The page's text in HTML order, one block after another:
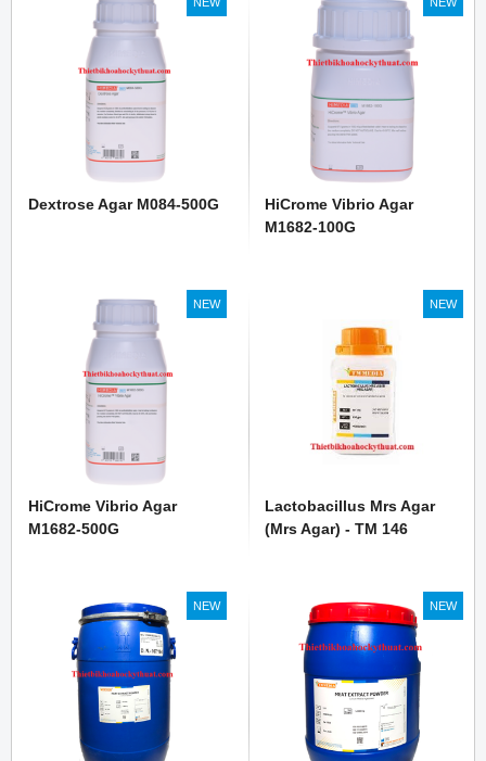
Dextrose Agar M084-500G
HiCrome Vibrio Agar
M1682-100G
NEW
HiCrome Vibrio Agar
M1682-500G
NEW
Lactobacillus Mrs Agar
(Mrs Agar) - TM 146
NEW NEW